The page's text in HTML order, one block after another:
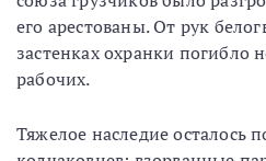
его арестованы. От рук
застенках охранки погибло
рабочих.
Тяжелое наследие осталось